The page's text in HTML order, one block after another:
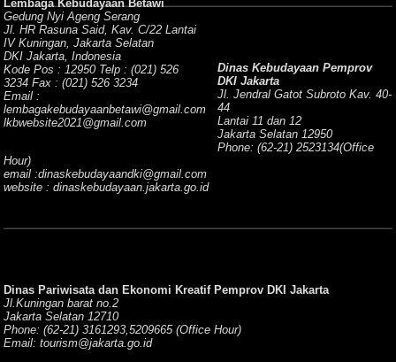
Lembaga Kebudayaan Betawi
Gedung Nyi Ageng Serang
Jl. HR Rasuna Said, Kav. C/22 Lantai
IV Kuningan, Jakarta Selatan
DKI Jakarta, Indonesia
Kode Pos : 12950 Telp : (021) 526
3234 Fax : (021) 526 3234
Email :
lembagakebudayaanbetawi@gmail.com
lkbwebsite2021@gmail.com
Dinas Kebudayaan Pemprov
DKI Jakarta
Jl. Jendral Gatot Subroto Kav. 40-
44
Lantai 11 dan 12
Jakarta Selatan 12950
Phone: (62-21) 2523134(Office
Hour)
email :dinaskebudayaandki@gmail.com
website : dinaskebudayaan.jakarta.go.id
Dinas Pariwisata dan Ekonomi Kreatif Pemprov DKI Jakarta
Jl.Kuningan barat no.2
Jakarta Selatan 12710
Phone: (62-21) 3161293,5209665 (Office Hour)
Email: tourism@jakarta.go.id